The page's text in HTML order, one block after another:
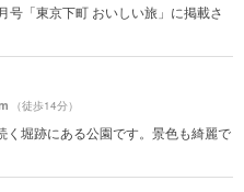
号「東京下町 おいしい旅」に掲載さ
（徒歩14分）
く堀跡にある公園です。景色も綺麗で